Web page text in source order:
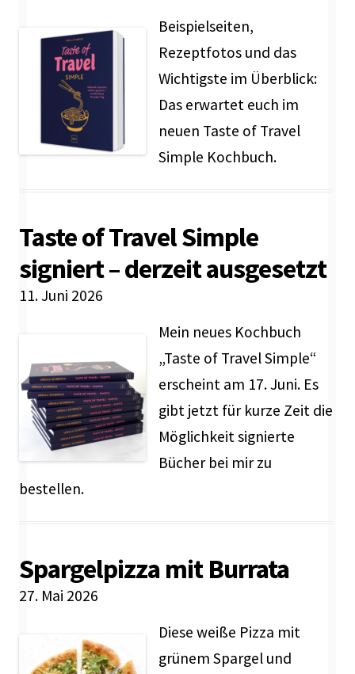
Beispielseiten,
Rezeptfotos und das
Wichtigste im Überblick:
Das erwartet euch im
neuen Taste of Travel
Simple Kochbuch.
Taste of Travel Simple
signiert – derzeit ausgesetzt
11. Juni 2026
Mein neues Kochbuch
„Taste of Travel Simple“
erscheint am 17. Juni. Es
gibt jetzt für kurze Zeit die
Möglichkeit signierte
Bücher bei mir zu
bestellen.
Spargelpizza mit Burrata
27. Mai 2026
Diese weiße Pizza mit
grünem Spargel und